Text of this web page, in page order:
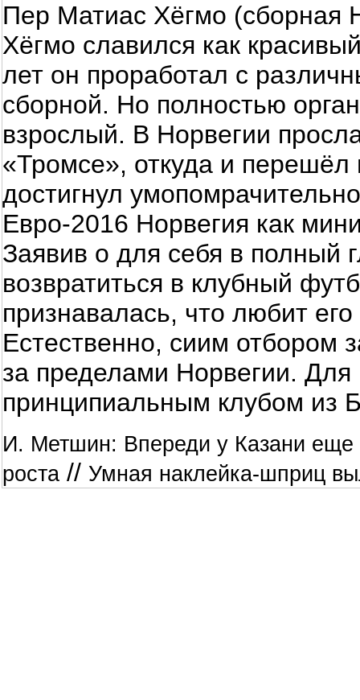
Пер Матиас Хёгмо (сборная
Хёгмо славился как
лет он проработал с
сборной. Но полностью
взрослый. В Норвегии
«Тромсе», откуда и
достигнул
Евро-2016 Норвегия как
Заявив о для себя в полный
возвратиться в клубный
признавалась, что любит
Естественно, сиим отбором
за пределами Норвегии. Для
принципиальным клубом из
И. Метшин: Впереди у Казани еще
роста // Умная наклейка-шприц